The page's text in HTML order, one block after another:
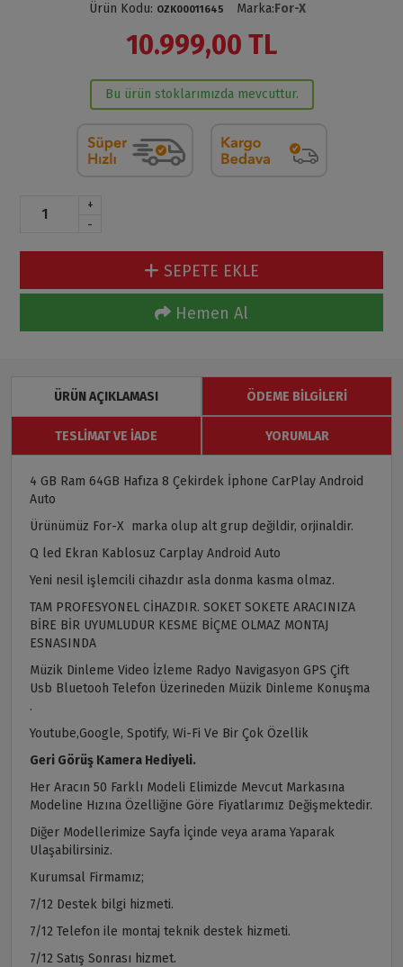
Ürün Kodu: OZK00011645 Marka:For-X
10.999,00 TL
Bu ürün stoklarımızda mevcuttur.
+
-
SEPETE EKLE
Hemen Al
ÜRÜN AÇIKLAMASI ÖDEME BILGILERI
TESLIMAT VE İADE YORUMLAR
4 GB Ram 64GB Hafıza 8 Çekirdek İphone CarPlay Android
Auto
Ürünümüz For-X marka olup alt grup değildir, orjinaldir.
Q led Ekran Kablosuz Carplay Android Auto
Yeni nesil işlemcili cihazdır asla donma kasma olmaz.
TAM PROFESYONEL CİHAZDIR. SOKET SOKETE ARACINIZA
BİRE BİR UYUMLUDUR KESME BİÇME OLMAZ MONTAJ
ESNASINDA
Müzik Dinleme Video İzleme Radyo Navigasyon GPS Çift
Usb Bluetooh Telefon Üzerineden Müzik Dinleme Konuşma
.
Youtube,Google, Spotify, Wi-Fi Ve Bir Çok Özellik
Geri Görüş Kamera Hediyeli.
Her Aracın 50 Farklı Modeli Elimizde Mevcut Markasına
Modeline Hızına Özelliğine Göre Fiyatlarımız Değişmektedir.
Diğer Modellerimize Sayfa İçinde veya arama Yaparak
Ulaşabilirsiniz.
Kurumsal Firmamız;
7/12 Destek bilgi hizmeti.
7/12 Telefon ile montaj teknik destek hizmeti.
7/12 Satış Sonrası hizmet.